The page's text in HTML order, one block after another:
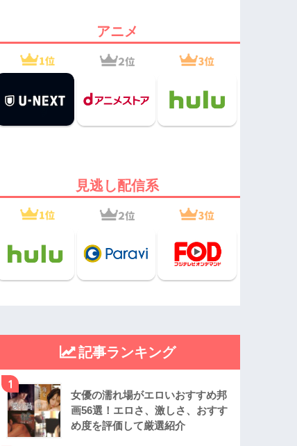
アニメ
見逃し配信系
記事ランキング
1
女優の濡れ場がエロいおすすめ邦
画56選！エロさ、激しさ、おすす
め度を評価して厳選紹介